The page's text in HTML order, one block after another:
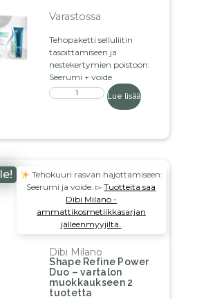
Varastossa
Tehopaketti selluliitin
tasoittamiseen ja
nestekertymien poistoon:
Seerumi + voide
Lue lisää
Tehokuuri rasvan hajottamiseen:
Seerumi ja voide. ▻Tuotteita saa
Dibi Milano -
ammattikosmetiikkasarjan
jälleenmyyjiltä.
Dibi Milano
Shape Refine Power
Duo – vartalon
muokkaukseen 2
tuotetta